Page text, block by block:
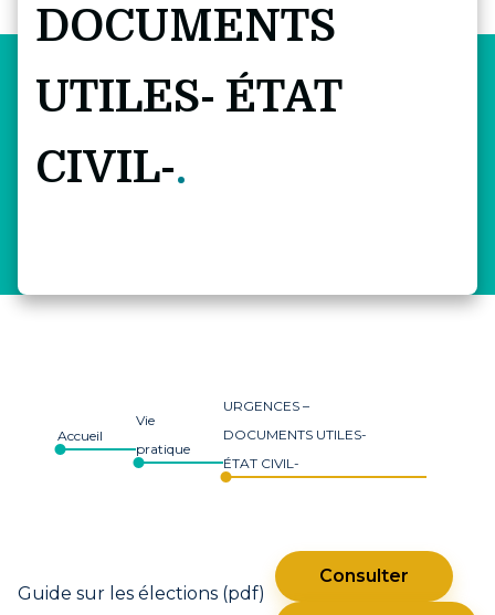
DOCUMENTS
UTILES- ÉTAT
CIVIL-
Accueil
Vie
pratique
URGENCES –
DOCUMENTS UTILES-
ÉTAT CIVIL-
Guide sur les élections (pdf)
Consulter